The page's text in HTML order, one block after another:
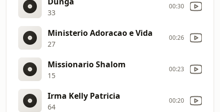
33
00:30
Ministerio Adoracao e Vida
27
00:26
Missionario Shalom
15
00:23
Irma Kelly Patricia
64
00:20